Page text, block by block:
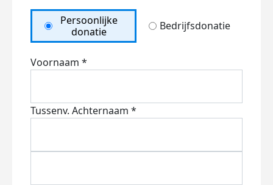
Persoonlijke
donatie
Bedrijfsdonatie
Voornaam *
Tussenv. Achternaam *